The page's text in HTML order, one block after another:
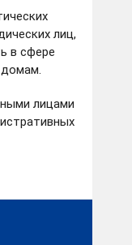
лиц,
в сфере
домам.
лицами